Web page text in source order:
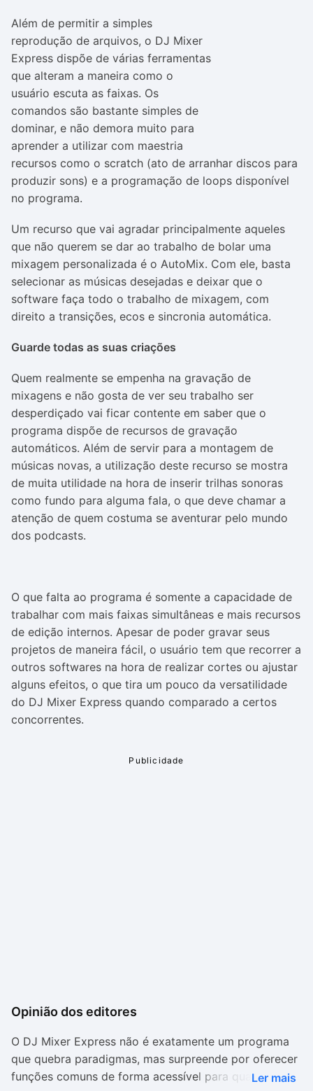
Além de permitir a simples
reprodução de arquivos, o DJ Mixer
Express dispõe de várias ferramentas
que alteram a maneira como o
usuário escuta as faixas. Os
comandos são bastante simples de
dominar, e não demora muito para
aprender a utilizar com maestria
recursos como o scratch (ato de arranhar discos para
produzir sons) e a programação de loops disponível
no programa.
Um recurso que vai agradar principalmente aqueles
que não querem se dar ao trabalho de bolar uma
mixagem personalizada é o AutoMix. Com ele, basta
selecionar as músicas desejadas e deixar que o
software faça todo o trabalho de mixagem, com
direito a transições, ecos e sincronia automática.
Guarde todas as suas criações
Quem realmente se empenha na gravação de
mixagens e não gosta de ver seu trabalho ser
desperdiçado vai ficar contente em saber que o
programa dispõe de recursos de gravação
automáticos. Além de servir para a montagem de
músicas novas, a utilização deste recurso se mostra
de muita utilidade na hora de inserir trilhas sonoras
como fundo para alguma fala, o que deve chamar a
atenção de quem costuma se aventurar pelo mundo
dos podcasts.
O que falta ao programa é somente a capacidade de
trabalhar com mais faixas simultâneas e mais recursos
de edição internos. Apesar de poder gravar seus
projetos de maneira fácil, o usuário tem que recorrer a
outros softwares na hora de realizar cortes ou ajustar
alguns efeitos, o que tira um pouco da versatilidade
do DJ Mixer Express quando comparado a certos
concorrentes.
Opinião dos editores
O DJ Mixer Express não é exatamente um programa
que quebra paradigmas, mas surpreende por oferecer
funções comuns de forma acessível para qualquer
Ler mais